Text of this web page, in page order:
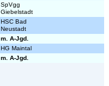
SpVgg
Giebelstadt
HSC Bad
Neustadt
m. A-Jgd.
HG Maintal
m. A-Jgd.